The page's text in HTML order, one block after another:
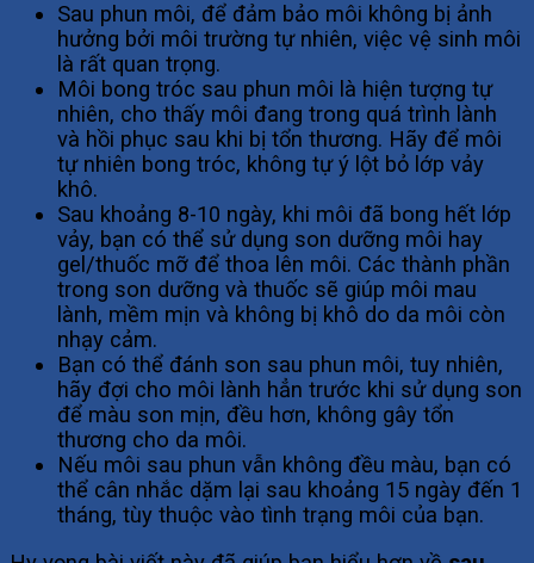
Sau phun môi, để đảm bảo môi không bị ảnh
hưởng bởi môi trường tự nhiên, việc vệ sinh môi
là rất quan trọng.
Môi bong tróc sau phun môi là hiện tượng tự
nhiên, cho thấy môi đang trong quá trình lành
và hồi phục sau khi bị tổn thương. Hãy để môi
tự nhiên bong tróc, không tự ý lột bỏ lớp vảy
khô.
Sau khoảng 8-10 ngày, khi môi đã bong hết lớp
vảy, bạn có thể sử dụng son dưỡng môi hay
gel/thuốc mỡ để thoa lên môi. Các thành phần
trong son dưỡng và thuốc sẽ giúp môi mau
lành, mềm mịn và không bị khô do da môi còn
nhạy cảm.
Bạn có thể đánh son sau phun môi, tuy nhiên,
hãy đợi cho môi lành hẳn trước khi sử dụng son
để màu son mịn, đều hơn, không gây tổn
thương cho da môi.
Nếu môi sau phun vẫn không đều màu, bạn có
thể cân nhắc dặm lại sau khoảng 15 ngày đến 1
tháng, tùy thuộc vào tình trạng môi của bạn.